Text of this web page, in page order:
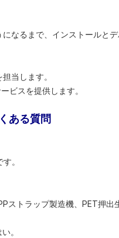
なるまで、インストールと
当します。
ビスを提供します。
ある質問
。
ストラップ製造機、PET押出
。